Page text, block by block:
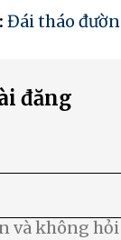
Đái tháo
đăng
và không hỏi